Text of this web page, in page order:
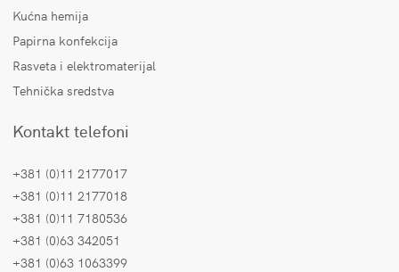
Kućna hemija
Papirna konfekcija
Rasveta i elektromaterijal
Tehnička sredstva
Kontakt telefoni
+381 (0)11 2177017
+381 (0)11 2177018
+381 (0)11 7180536
+381 (0)63 342051
+381 (0)63 1063399